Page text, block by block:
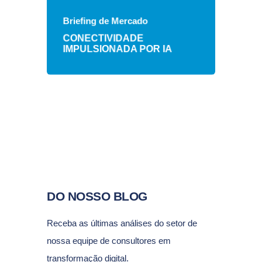
Briefing de Mercado
CONECTIVIDADE
IMPULSIONADA POR IA
dentro da sua organização.
DO NOSSO BLOG
Receba as últimas análises do setor de
nossa equipe de consultores em
transformação digital.